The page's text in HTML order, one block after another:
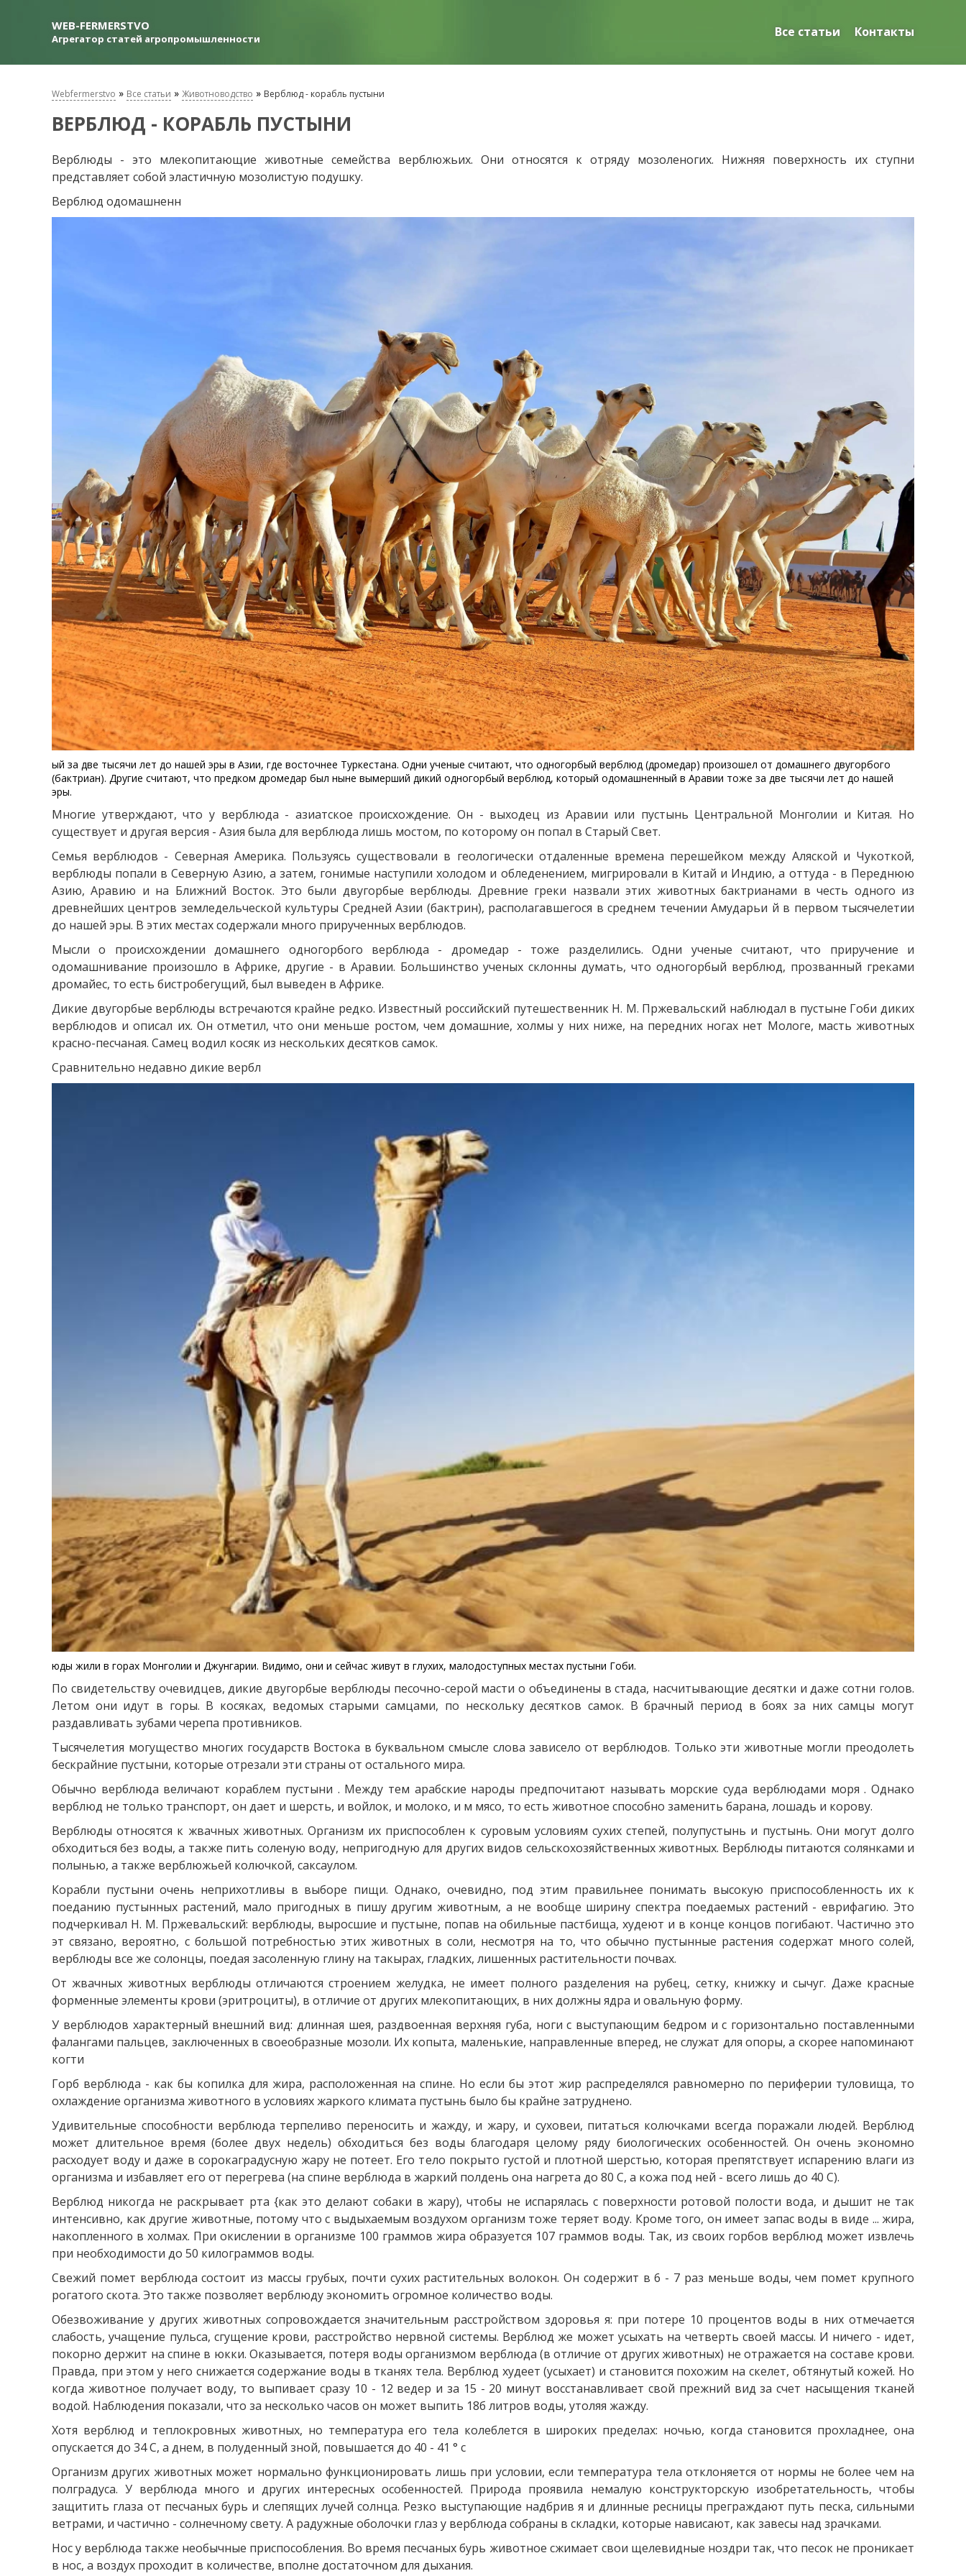
WEB-FERMERSTVO
Агрегатор статей агропромышленности Все статьи Контакты
Webfermerstvo » Все статьи » Животноводство » Верблюд - корабль пустыни
ВЕРБЛЮД - КОРАБЛЬ ПУСТЫНИ
Верблюды - это млекопитающие животные семейства верблюжьих. Они относятся к отряду мозоленогих. Нижняя поверхность их ступни
представляет собой эластичную мозолистую подушку.
Верблюд одомашненн
ый за две тысячи лет до нашей эры в Азии, где восточнее Туркестана. Одни ученые считают, что одногорбый верблюд (дромедар) произошел от домашнего двугорбого
(бактриан). Другие считают, что предком дромедар был ныне вымерший дикий одногорбый верблюд, который одомашненный в Аравии тоже за две тысячи лет до нашей
эры.
Многие утверждают, что у верблюда - азиатское происхождение. Он - выходец из Аравии или пустынь Центральной Монголии и Китая. Но
существует и другая версия - Азия была для верблюда лишь мостом, по которому он попал в Старый Свет.
Семья верблюдов - Северная Америка. Пользуясь существовали в геологически отдаленные времена перешейком между Аляской и Чукоткой,
верблюды попали в Северную Азию, а затем, гонимые наступили холодом и обледенением, мигрировали в Китай и Индию, а оттуда - в Переднюю
Азию, Аравию и на Ближний Восток. Это были двугорбые верблюды. Древние греки назвали этих животных бактрианами в честь одного из
древнейших центров земледельческой культуры Средней Азии (бактрин), располагавшегося в среднем течении Амударьи й в первом тысячелетии
до нашей эры. В этих местах содержали много прирученных верблюдов.
Мысли о происхождении домашнего одногорбого верблюда - дромедар - тоже разделились. Одни ученые считают, что приручение и
одомашнивание произошло в Африке, другие - в Аравии. Большинство ученых склонны думать, что одногорбый верблюд, прозванный греками
дромайес, то есть бистробегущий, был выведен в Африке.
Дикие двугорбые верблюды встречаются крайне редко. Известный российский путешественник Н. М. Пржевальский наблюдал в пустыне Гоби диких
верблюдов и описал их. Он отметил, что они меньше ростом, чем домашние, холмы у них ниже, на передних ногах нет Мологе, масть животных
красно-песчаная. Самец водил косяк из нескольких десятков самок.
Сравнительно недавно дикие вербл
юды жили в горах Монголии и Джунгарии. Видимо, они и сейчас живут в глухих, малодоступных местах пустыни Гоби.
По свидетельству очевидцев, дикие двугорбые верблюды песочно-серой масти о объединены в стада, насчитывающие десятки и даже сотни голов.
Летом они идут в горы. В косяках, ведомых старыми самцами, по нескольку десятков самок. В брачный период в боях за них самцы могут
раздавливать зубами черепа противников.
Тысячелетия могущество многих государств Востока в буквальном смысле слова зависело от верблюдов. Только эти животные могли преодолеть
бескрайние пустыни, которые отрезали эти страны от остального мира.
Обычно верблюда величают кораблем пустыни . Между тем арабские народы предпочитают называть морские суда верблюдами моря . Однако
верблюд не только транспорт, он дает и шерсть, и войлок, и молоко, и м мясо, то есть животное способно заменить барана, лошадь и корову.
Верблюды относятся к жвачных животных. Организм их приспособлен к суровым условиям сухих степей, полупустынь и пустынь. Они могут долго
обходиться без воды, а также пить соленую воду, непригодную для других видов сельскохозяйственных животных. Верблюды питаются солянками и
полынью, а также верблюжьей колючкой, саксаулом.
Корабли пустыни очень неприхотливы в выборе пищи. Однако, очевидно, под этим правильнее понимать высокую приспособленность их к
поеданию пустынных растений, мало пригодных в пишу другим животным, а не вообще ширину спектра поедаемых растений - еврифагию. Это
подчеркивал Н. М. Пржевальский: верблюды, выросшие и пустыне, попав на обильные пастбища, худеют и в конце концов погибают. Частично это
эт связано, вероятно, с большой потребностью этих животных в соли, несмотря на то, что обычно пустынные растения содержат много солей,
верблюды все же солонцы, поедая засоленную глину на такырах, гладких, лишенных растительности почвах.
От жвачных животных верблюды отличаются строением желудка, не имеет полного разделения на рубец, сетку, книжку и сычуг. Даже красные
форменные элементы крови (эритроциты), в отличие от других млекопитающих, в них должны ядра и овальную форму.
У верблюдов характерный внешний вид: длинная шея, раздвоенная верхняя губа, ноги с выступающим бедром и с горизонтально поставленными
фалангами пальцев, заключенных в своеобразные мозоли. Их копыта, маленькие, направленные вперед, не служат для опоры, а скорее напоминают
когти
Горб верблюда - как бы копилка для жира, расположенная на спине. Но если бы этот жир распределялся равномерно по периферии туловища, то
охлаждение организма животного в условиях жаркого климата пустынь было бы крайне затруднено.
Удивительные способности верблюда терпеливо переносить и жажду, и жару, и суховеи, питаться колючками всегда поражали людей. Верблюд
может длительное время (более двух недель) обходиться без воды благодаря целому ряду биологических особенностей. Он очень экономно
расходует воду и даже в сорокаградусную жару не потеет. Его тело покрыто густой и плотной шерстью, которая препятствует испарению влаги из
организма и избавляет его от перегрева (на спине верблюда в жаркий полдень она нагрета до 80 С, а кожа под ней - всего лишь до 40 С).
Верблюд никогда не раскрывает рта {как это делают собаки в жару), чтобы не испарялась с поверхности ротовой полости вода, и дышит не так
интенсивно, как другие животные, потому что с выдыхаемым воздухом организм тоже теряет воду. Кроме того, он имеет запас воды в виде ... жира,
накопленного в холмах. При окислении в организме 100 граммов жира образуется 107 граммов воды. Так, из своих горбов верблюд может извлечь
при необходимости до 50 килограммов воды.
Свежий помет верблюда состоит из массы грубых, почти сухих растительных волокон. Он содержит в 6 - 7 раз меньше воды, чем помет крупного
рогатого скота. Это также позволяет верблюду экономить огромное количество воды.
Обезвоживание у других животных сопровождается значительным расстройством здоровья я: при потере 10 процентов воды в них отмечается
слабость, учащение пульса, сгущение крови, расстройство нервной системы. Верблюд же может усыхать на четверть своей массы. И ничего - идет,
покорно держит на спине в юкки. Оказывается, потеря воды организмом верблюда (в отличие от других животных) не отражается на составе крови.
Правда, при этом у него снижается содержание воды в тканях тела. Верблюд худеет (усыхает) и становится похожим на скелет, обтянутый кожей. Но
когда животное получает воду, то выпивает сразу 10 - 12 ведер и за 15 - 20 минут восстанавливает свой прежний вид за счет насыщения тканей
водой. Наблюдения показали, что за несколько часов он может выпить 18б литров воды, утоляя жажду.
Хотя верблюд и теплокровных животных, но температура его тела колеблется в широких пределах: ночью, когда становится прохладнее, она
опускается до 34 С, а днем, в полуденный зной, повышается до 40 - 41 ° с
Организм других животных может нормально функционировать лишь при условии, если температура тела отклоняется от нормы не более чем на
полградуса. У верблюда много и других интересных особенностей. Природа проявила немалую конструкторскую изобретательность, чтобы
защитить глаза от песчаных бурь и слепящих лучей солнца. Резко выступающие надбрив я и длинные ресницы преграждают путь песка, сильными
ветрами, и частично - солнечному свету. А радужные оболочки глаз у верблюда собраны в складки, которые нависают, как завесы над зрачками.
Нос у верблюда также необычные приспособления. Во время песчаных бурь животное сжимает свои щелевидные ноздри так, что песок не проникает
в нос, а воздух проходит в количестве, вполне достаточном для дыхания.